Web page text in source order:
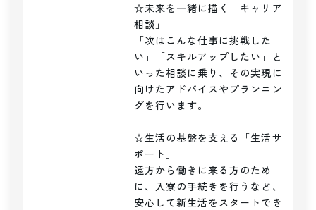
☆未来を一緒に描く「キャリア
相談」
「次はこんな仕事に挑戦した
い」「スキルアップしたい」と
いった相談に乗り、その実現に
向けたアドバイスやプランニン
グを行います。
☆生活の基盤を支える「生活サ
ポート」
遠方から働きに来る方のため
に、入寮の手続きを行うなど、
安心して新生活をスタートでき